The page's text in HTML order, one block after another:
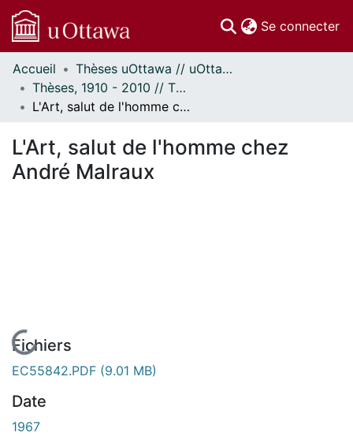
Se connecter
Communautés
et collections
Parcourir
À propos
Accueil
Thèses uOttawa // uOttawa Theses
Thèses, 1910 - 2010 // Theses, 1910 - 2010
L'Art, salut de l'homme chez André Malraux
L'Art, salut de l'homme chez
André Malraux
En cours de chargement...
Fichiers
EC55842.PDF (9.01 MB)
Date
1967